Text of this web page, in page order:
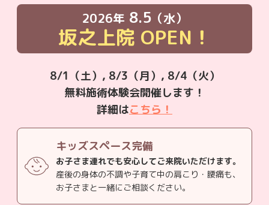
2026年 8.5 （水）
坂之上院 OPEN！
8/1（土）, 8/3（月）, 8/4（火）
無料施術体験会開催します！
詳細はこちら！
キッズスペース完備
お子さま連れでも安心してご来院いただけます。
産後の身体の不調や子育て中の肩こり・腰痛も、
お子さまと一緒にご相談ください。